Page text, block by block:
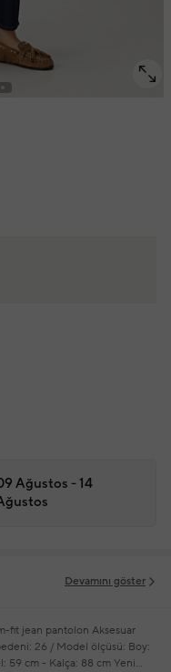
Ağustos - 14
Devamını göster
fit jean pantolon Aksesuar
26 / Model ölçüsü: Boy:
174 cm - Göğüs:83 cm - Bel: 59 cm - Kalça: 88 cm Yeni